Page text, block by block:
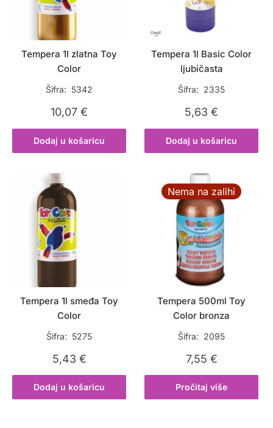
Tempera 1l zlatna Toy
Color
Šifra: 5342
10,07€
Dodaj u košaricu
Tempera 1l Basic Color
ljubičasta
Šifra: 2335
5,63€
Dodaj u košaricu
Tempera 1l smeđa Toy
Color
Šifra: 5275
5,43 €
Dodaj u košaricu
Nema na zalihi
Tempera 500ml Toy
Color bronza
Šifra: 2095
7,55 €
Pročitaj više